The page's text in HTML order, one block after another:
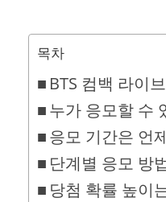
목차
BTS 컴백 라이
누가 응모할 수
응모 기간은 언
단계별 응모 방
당첨 확률 높이